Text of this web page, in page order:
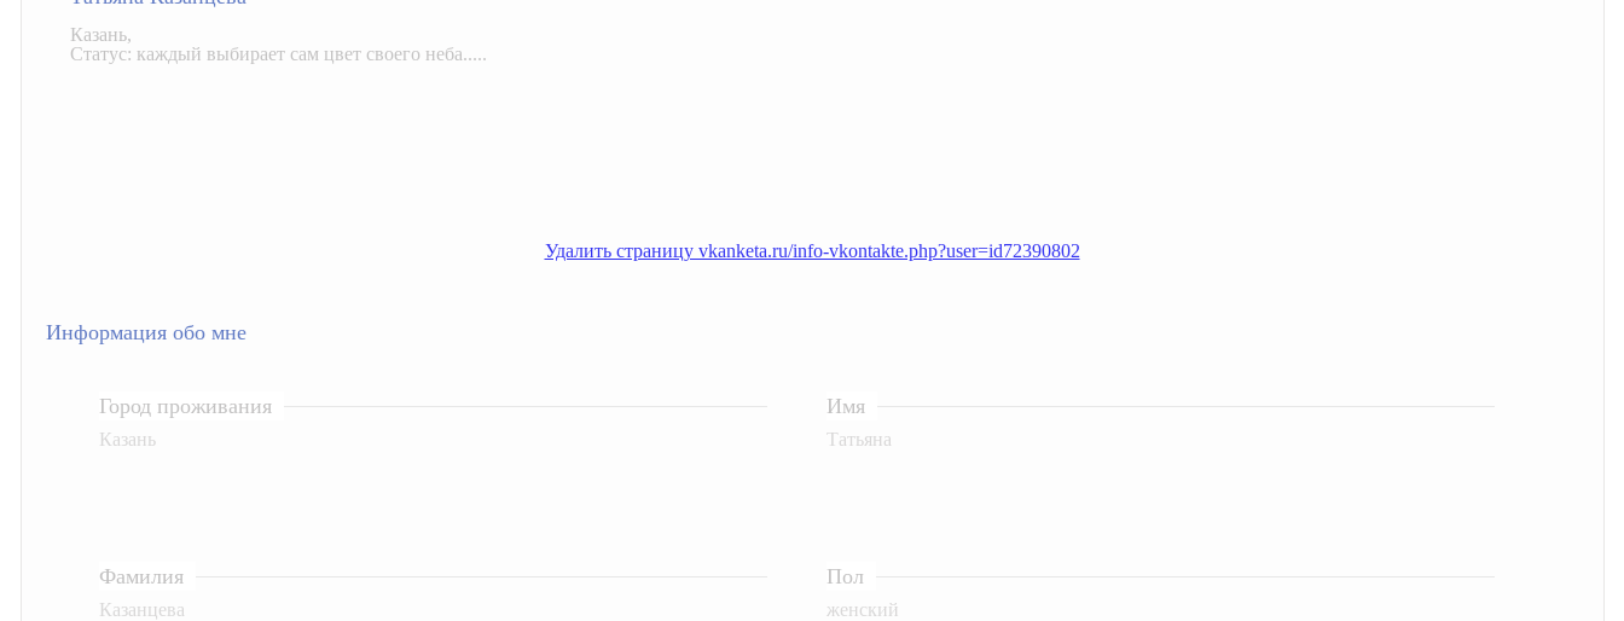
Казань,
Статус: каждый выбирает сам цвет своего неба.....
Удалить страницу vkanketa.ru/info-vkontakte.php?user=id72390802
Информация обо мне
Город проживания
Казань
Имя
Татьяна
Фамилия
Казанцева
Пол
женский